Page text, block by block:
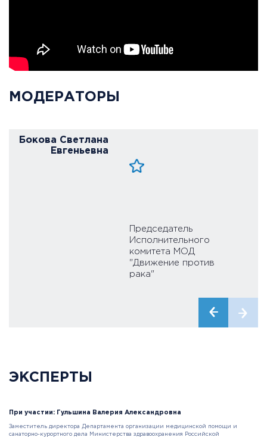
МОДЕРАТОРЫ
Бокова Светлана
Евгеньевна
Председатель
Исполнительного
комитета МОД
"Движение против
рака"
ЭКСПЕРТЫ
При участии: Гульшина Валерия Александровна
Заместитель директора Департамента организации медицинской помощи и
санаторно-курортного дела Министерства здравоохранения Российской